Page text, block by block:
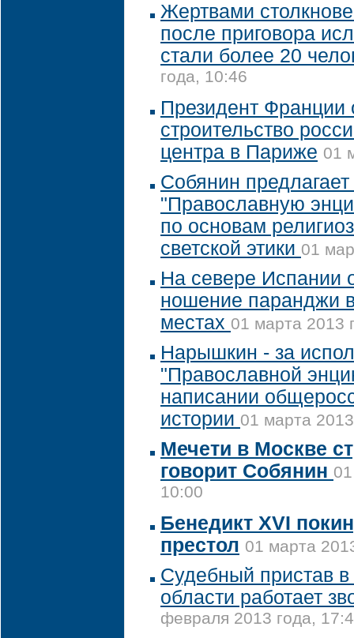
Жертвами
после приговора
стали более 20
года, 10:46
Президент Франции
строительство
центра в Париже 01
Собянин
"Православную
по основам
светской этики 01
На севере Испании
ношение паранджи
местах 01 марта 2013
Нарышкин - за
"Православной
написании
истории 01 марта
Мечети в Москве
говорит Собянин
10:00
Бенедикт XVI
престол 01 марта
Судебный пристав
области работает
февраля 2013 года,